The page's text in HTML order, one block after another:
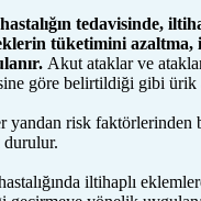
tedavisinde,
tüketimini azaltma,
Akut ataklar ve
göre belirtildiği gibi ürik
yandan risk faktörlerinden
durulur.
iltihaplı